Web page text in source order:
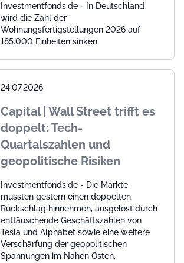
Investmentfonds.de - In Deutschland
wird die Zahl der
Wohnungsfertigstellungen 2026 auf
185.000 Einheiten sinken.
24.07.2026
Capital | Wall Street trifft es
doppelt: Tech-
Quartalszahlen und
geopolitische Risiken
Investmentfonds.de - Die Märkte
mussten gestern einen doppelten
Rückschlag hinnehmen, ausgelöst durch
enttäuschende Geschäftszahlen von
Tesla und Alphabet sowie eine weitere
Verschärfung der geopolitischen
Spannungen im Nahen Osten.